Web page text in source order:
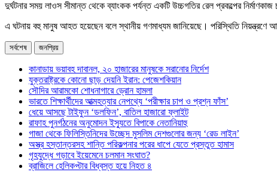
দুর্ঘটনার সময় লাওস সীমান্ত থেকে ব্যাংকক পর্যন্ত একটি উচ্চগতির রেল প্রকল্পের
এ ঘটনায় বহু মানুষ আহত হয়েছেন বলে স্থানীয় গণমাধ্যম জানিয়েছে। পরিস্থিতি
সর্বশেষ জনপ্রিয়
কানাডায় ভয়াবহ দাবানল, ২০ হাজারের মানুষকে সরানোর নির্দেশ
যুক্তরাষ্ট্রকে কোনো ছাড় দেয়নি ইরান: পেজেশকিয়ান
সৌদির আরামকো শোধনাগারে ড্রোন হামলা
ভারতে শিক্ষার্থীদের আত্মহত্যার নেপথ্যে ‘পরীক্ষার চাপ ও প্রশ্ন ফাঁস’
ধেয়ে আসছে টাইফুন ‘ডলফিন’, বাতিল হাজারো ফ্লাইট
রাফাহ পুনর্গঠনের অনুমোদন ইস্যুতে বিপাকে নেতানিয়াহু
গাজা থেকে ফিলিস্তিনিদের উচ্ছেদ মুসলিম দেশগুলোর জন্য ‘রেড লাইন’
অস্ত্র হস্তান্তরসহ শান্তি পরিকল্পনার পরের ধাপে যেতে প্রস্তুত হামাস
গৃহযুদ্ধে গড়াবে ইয়েমেনে চলমান সংঘাত?
ব্রাজিলে হেলিকপ্টার বিধ্বস্ত হয়ে নিহত ৪